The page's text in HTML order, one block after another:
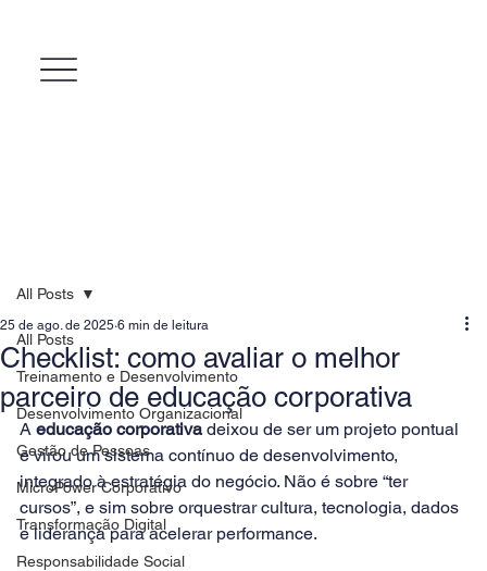
All Posts
Treinamento e Desenvolvimento
Desenvolvimento Organizacional
Gestão de Pessoas
MicroPower Corporativo
Transformação Digital
Responsabilidade Social
All Posts
Checklist: como avaliar o melhor
parceiro de educação corporativa
25 de ago. de 2025 6 min de leitura
A educação corporativa deixou de ser um projeto pontual
e virou um sistema contínuo de desenvolvimento,
integrado à estratégia do negócio. Não é sobre “ter
cursos”, e sim sobre orquestrar cultura, tecnologia, dados
e liderança para acelerar performance.